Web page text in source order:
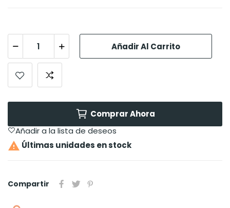
Añadir Al Carrito
Comprar Ahora
Añadir a la lista de deseos
 Últimas unidades en stock
Compartir